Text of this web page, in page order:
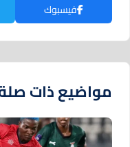
فيسبوك
مواضيع ذات صلة